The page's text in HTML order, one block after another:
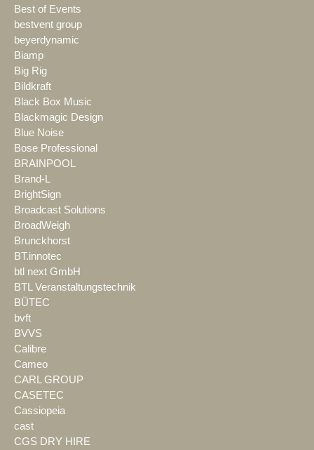
Best of Events
bestvent group
beyerdynamic
Biamp
Big Rig
Bildkraft
Black Box Music
Blackmagic Design
Blue Noise
Bose Professional
BRAINPOOL
Brand-L
BrightSign
Broadcast Solutions
BroadWeigh
Brunckhorst
BT.innotec
btl next GmbH
BTL Veranstaltungstechnik
BÜTEC
bvft
BVVS
Calibre
Cameo
CARL GROUP
CASETEC
Cassiopeia
cast
CGS DRY HIRE